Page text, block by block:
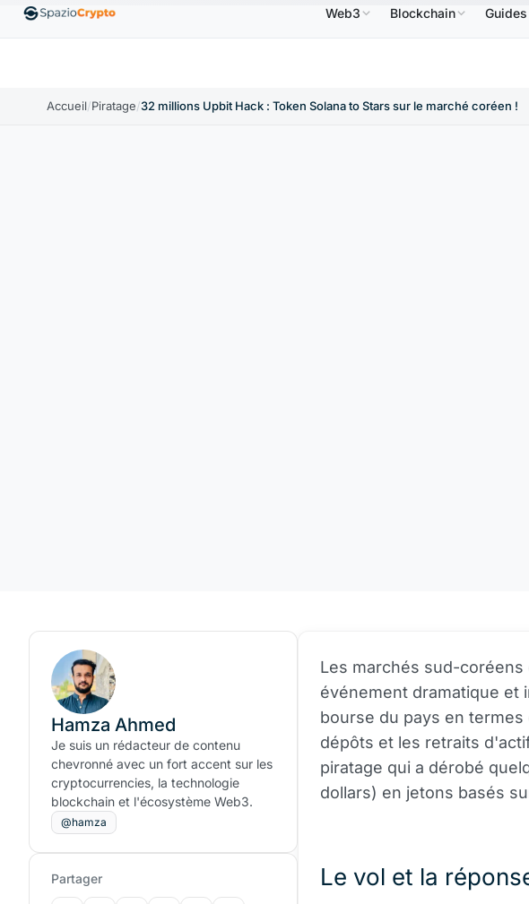
↑1.10% EthereumETH 0,9991 $US↑0.00% BNBBNB586,64 $US
Web3 Blockchain Guides
Accueil/Piratage/32 millions Upbit Hack : Token Solana to Stars sur le marché coréen !
Les marchés sud-
événement dramatique et
bourse du pays en termes
dépôts et les retraits
piratage qui a dérobé
dollars) en jetons basés
Le vol et la
Hamza Ahmed
Je suis un rédacteur de contenu
chevronné avec un fort accent sur les
cryptocurrencies, la technologie
blockchain et l'écosystème Web3.
@hamza
Partager